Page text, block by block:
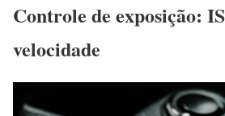
Controle de exposição:
velocidade